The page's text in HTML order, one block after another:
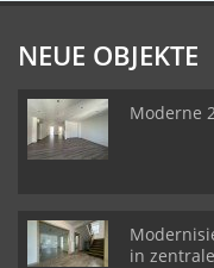
NEUE OBJEKTE
Moderne
in